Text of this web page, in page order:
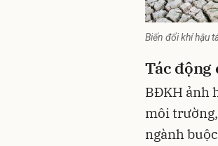
Biến đổi khí hậu
Tác động
BĐKH ảnh
môi
ngành